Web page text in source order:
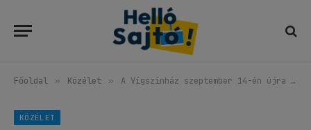
Főoldal » Közélet » A Vígszínház szeptember 14-én újra VÍGnappal várja a közönséget
KÖZÉLET